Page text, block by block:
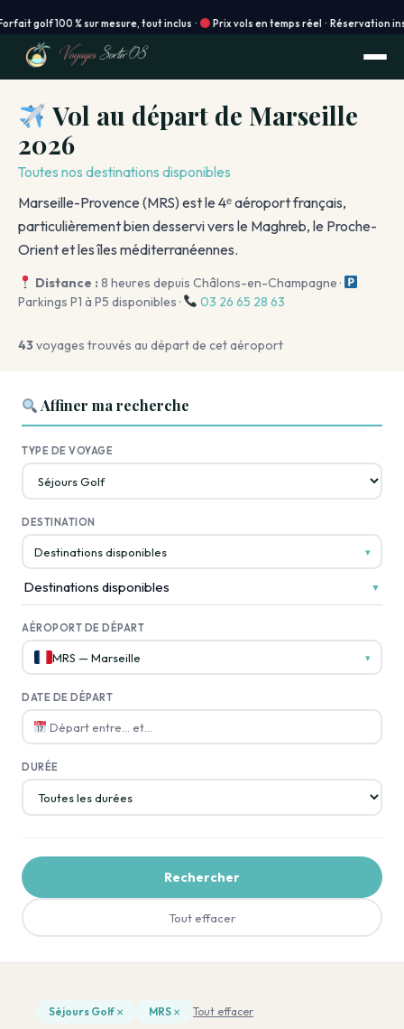
tout inclus · Prix vols en temps réel · Réservation instantanée en ligne !
Vol au départ de Marseille
2026
Toutes nos destinations disponibles
Marseille-Provence (MRS) est le 4ᵉ aéroport français,
particulièrement bien desservi vers le Maghreb, le Proche-
Orient et les îles méditerranéennes.
Distance : 8 heures depuis Châlons-en-Champagne ·
Parkings P1 à P5 disponibles ·
03 26 65 28 63
43voyages trouvés au départ de cet aéroport
Affiner ma recherche
TYPE DE VOYAGE
DESTINATION
Destinations disponibles ▾
Destinations disponibles ▼
AÉROPORT DE DÉPART
MRS — Marseille ▾
DATE DE DÉPART
Départ entre… et…
DURÉE
Rechercher
Tout effacer
Séjours Golf × MRS × Tout effacer